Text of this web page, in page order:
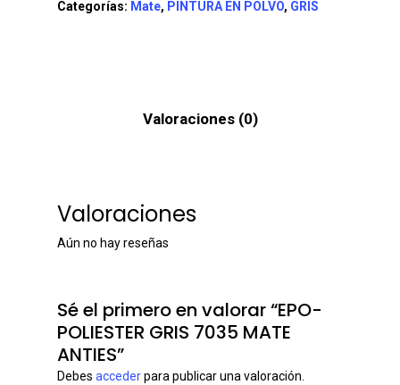
Categorías: Mate, PINTURA EN POLVO, GRIS
Valoraciones (0)
Valoraciones
Aún no hay reseñas
Sé el primero en valorar “EPO-
POLIESTER GRIS 7035 MATE
ANTIES”
Debes accederpara publicar una valoración.